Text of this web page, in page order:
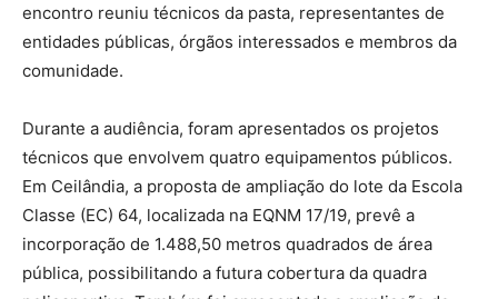
encontro reuniu técnicos da pasta, representantes de
entidades públicas, órgãos interessados e membros da
comunidade.
Durante a audiência, foram apresentados os projetos
técnicos que envolvem quatro equipamentos públicos.
Em Ceilândia, a proposta de ampliação do lote da Escola
Classe (EC) 64, localizada na EQNM 17/19, prevê a
incorporação de 1.488,50 metros quadrados de área
pública, possibilitando a futura cobertura da quadra